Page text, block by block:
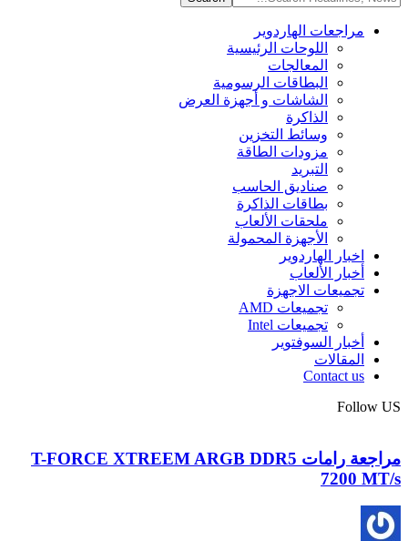
مراجعات الهاردوير
اللوحات الرئيسية
المعالجات
البطاقات الرسومية
الشاشات و أجهزة العرض
الذاكرة
وسائط التخزين
مزودات الطاقة
التبريد
صناديق الحاسب
بطاقات الذاكرة
ملحقات الألعاب
الأجهزة المحمولة
اخبار الهاردوير
أخبار الألعاب
تجميعات الاجهزة
تجميعات AMD
تجميعات Intel
أخبار السوفتوير
المقالات
Contact us
Follow US
مراجعة رامات T-FORCE XTREEM ARGB DDR5
7200 MT/s